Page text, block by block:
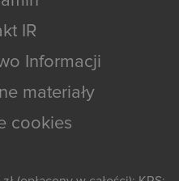
IR
Informacji
materiały
cookies